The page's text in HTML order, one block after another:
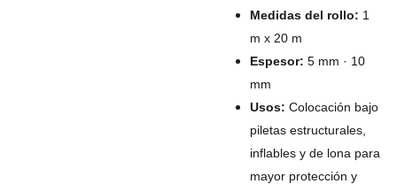
Medidas del rollo: 1
m x 20 m
Espesor: 5 mm · 10
mm
Usos: Colocación bajo
piletas estructurales,
inflables y de lona para
mayor protección y